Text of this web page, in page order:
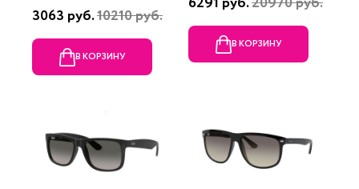
3063 руб.10210 руб.
В КОРЗИНУ
В КОРЗИНУ